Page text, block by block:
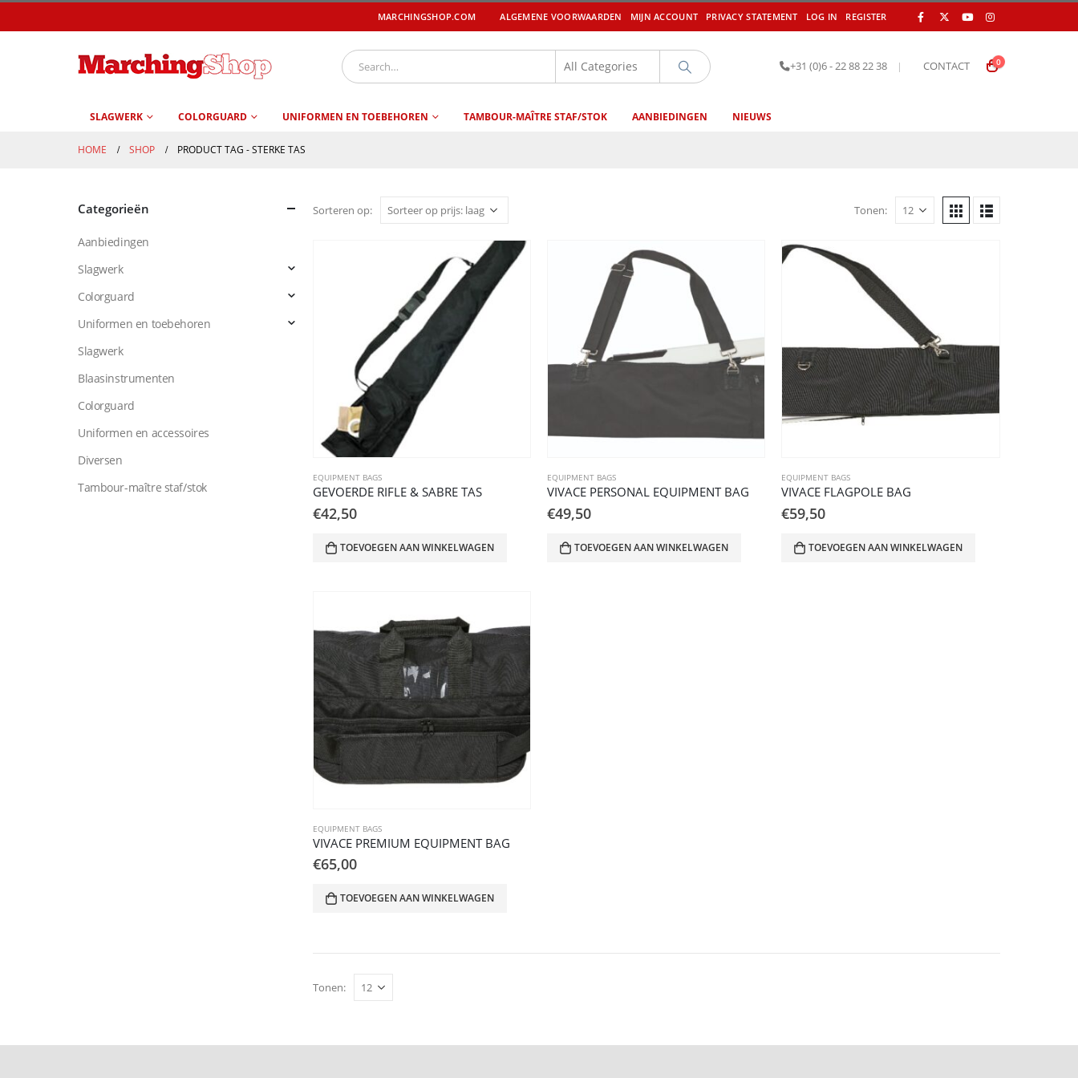
MARCHINGSHOP.COM ALGEMENE VOORWAARDEN MIJN ACCOUNT PRIVACY STATEMENT LOG IN REGISTER
+31 (0)6 - 22 88 22 38 | CONTACT 0
SLAGWERK COLORGUARD UNIFORMEN EN TOEBEHOREN TAMBOUR-MAÎTRE STAF/STOK AANBIEDINGEN NIEUWS
HOME SHOP PRODUCT TAG -STERKE TAS
Sorteren op: Tonen:
EQUIPMENT BAGS
GEVOERDE RIFLE & SABRE TAS
€42,50
TOEVOEGEN AAN WINKELWAGEN
EQUIPMENT BAGS
VIVACE PERSONAL EQUIPMENT BAG
€49,50
TOEVOEGEN AAN WINKELWAGEN
EQUIPMENT BAGS
VIVACE FLAGPOLE BAG
€59,50
TOEVOEGEN AAN WINKELWAGEN
EQUIPMENT BAGS
VIVACE PREMIUM EQUIPMENT BAG
€65,00
TOEVOEGEN AAN WINKELWAGEN
Tonen:
Categorieën
Aanbiedingen
Slagwerk
Colorguard
Uniformen en toebehoren
Slagwerk
Blaasinstrumenten
Colorguard
Uniformen en accessoires
Diversen
Tambour-maître staf/stok